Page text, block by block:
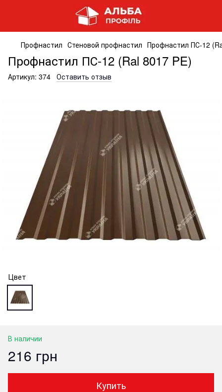
Профнастил Стеновой профнастил Профнастил ПС-12
Профнастил ПС-12 (Ral 8017 PE)
Артикул: 374 Оставить отзыв
Цвет
В наличии
216 грн
Купить